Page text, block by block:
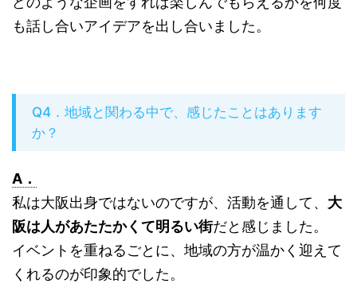
も話し合いアイデアを出し合いました。
Q4．地域と関わる中で、感じたことはあります
か？
A．
私は大阪出身ではないのですが、活動を通して、 大
阪は人があたたかくて明るい街だと感じました。
イベントを重ねるごとに、地域の方が温かく迎えて
くれるのが印象的でした。